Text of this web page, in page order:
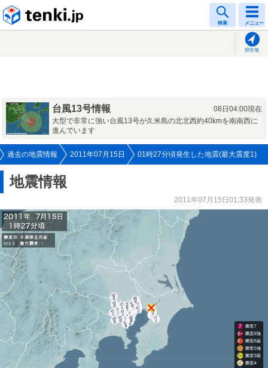
検索 メニュー
現在地
台風13号情報
08日04:00現在
大型で非常に強い台風13号が久米島の北北西約40kmを南南西に
進んでいます
過去の地震情報 2011年07月15日 01時27分頃発生した地震(最大震度1)
地震情報
2011年07月15日01:33発表